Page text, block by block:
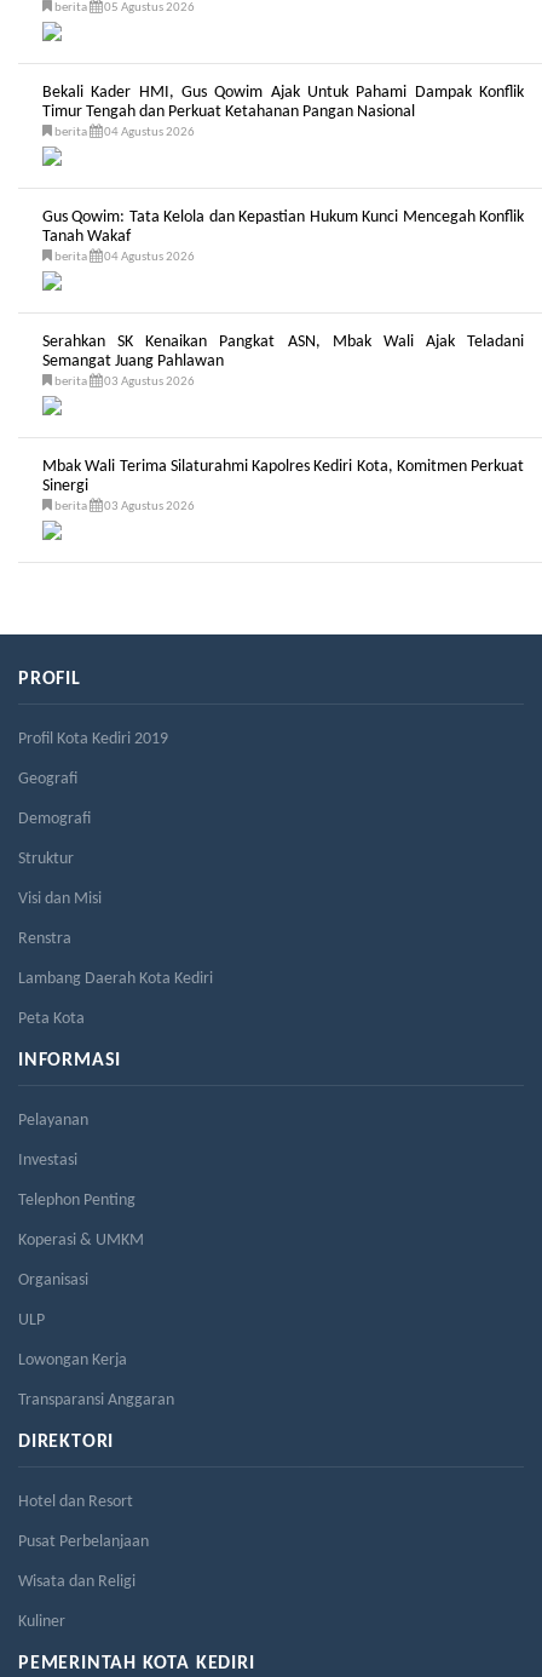
berita 05 Agustus 2026
Bekali Kader HMI, Gus Qowim Ajak Untuk Pahami Dampak Konflik
Timur Tengah dan Perkuat Ketahanan Pangan Nasional
berita 04 Agustus 2026
Gus Qowim: Tata Kelola dan Kepastian Hukum Kunci Mencegah Konflik
Tanah Wakaf
berita 04 Agustus 2026
Serahkan SK Kenaikan Pangkat ASN, Mbak Wali Ajak Teladani
Semangat Juang Pahlawan
berita 03 Agustus 2026
Mbak Wali Terima Silaturahmi Kapolres Kediri Kota, Komitmen Perkuat
Sinergi
berita 03 Agustus 2026
PROFIL
Profil Kota Kediri 2019
Geografi
Demografi
Struktur
Visi dan Misi
Renstra
Lambang Daerah Kota Kediri
Peta Kota
INFORMASI
Pelayanan
Investasi
Telephon Penting
Koperasi & UMKM
Organisasi
ULP
Lowongan Kerja
Transparansi Anggaran
DIREKTORI
Hotel dan Resort
Pusat Perbelanjaan
Wisata dan Religi
Kuliner
PEMERINTAH KOTA KEDIRI